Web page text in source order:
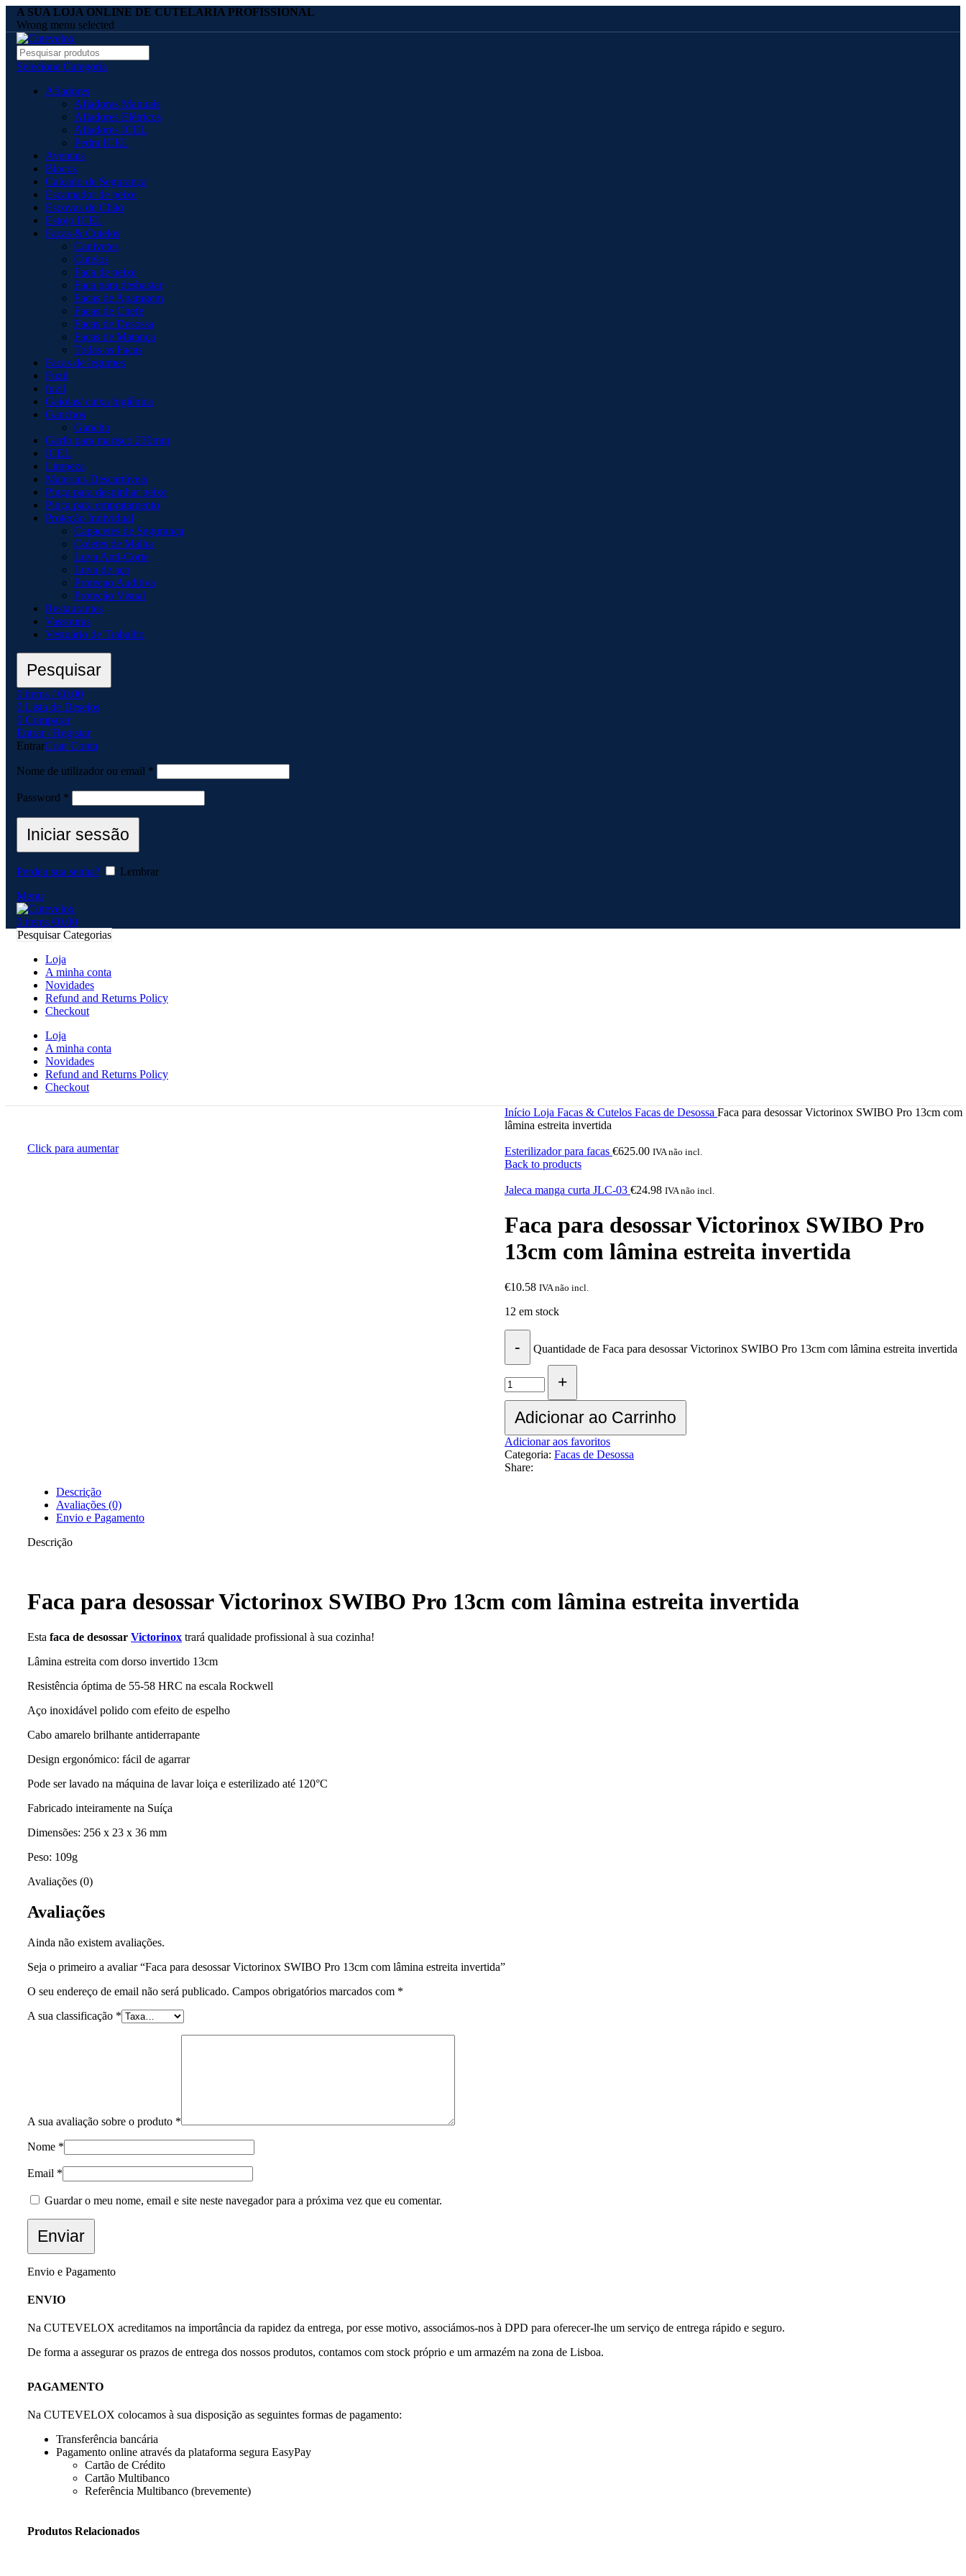
A SUA LOJA ONLINE DE CUTELARIA PROFISSIONAL
Wrong menu selected
Selecione Categoria
Afiadores
Afiadoras Manuais
Afiadores Elétricos
Afiadores ICEL
Pedra ICEL
Aventais
Blocos
Calçado de Segurança
Escamador de peixe
Escovas de Chão
Estojo ICEL
Facas & Cutelos
Canivetes
Cutelos
Faca de peixe
Faca para desbastar
Facas de Aparagem
Facas de Chefe
Facas de Desossa
Facas de Matança
Todas as Facas
Facas de legumes
Fuzil
fuzil
Gaiolas/ caixa higiênica
Ganchos
Gancho
Garfo para marisco 230mm
ICEL
Limpeza
Materiais Descartáveis
Pinça para despinhar peixe
Pinça para empratamento
Proteção Individual
Capacetes de Segurança
Coletes de Malha
Luva Anti-Corte
Luva de aço
Proteçao Auditiva
Proteção Visual
Restaurantes
Vassouras
Vestuário de Trabalho
Pesquisar
0 items / €0.00
0 Lista de Desejos
0 Comparar
Entrar / Registar
EntrarCriar Conta
Nome de utilizador ou email *
Password *
Iniciar sessão
Perdeu sua senha?
Lembrar
Menu
0 items €0.00
Pesquisar Categorias
Loja
A minha conta
Novidades
Refund and Returns Policy
Checkout
Loja
A minha conta
Novidades
Refund and Returns Policy
Checkout
Click para aumentar
Início Loja Facas & Cutelos Facas de Desossa Faca para desossar Victorinox SWIBO Pro 13cm com
lâmina estreita invertida
Esterilizador para facas €625.00 IVA não incl.
Back to products
Jaleca manga curta JLC-03 €24.98 IVA não incl.
Faca para desossar Victorinox SWIBO Pro
13cm com lâmina estreita invertida
€10.58 IVA não incl.
12 em stock
Quantidade de Faca para desossar Victorinox SWIBO Pro 13cm com lâmina estreita invertida
Adicionar ao Carrinho
Adicionar aos favoritos
Categoria: Facas de Desossa
Share:
Descrição
Avaliações (0)
Envio e Pagamento
Descrição
Faca para desossar Victorinox SWIBO Pro 13cm com lâmina estreita invertida
Esta faca de desossar Victorinox trará qualidade profissional à sua cozinha!
Lâmina estreita com dorso invertido 13cm
Resistência óptima de 55-58 HRC na escala Rockwell
Aço inoxidável polido com efeito de espelho
Cabo amarelo brilhante antiderrapante
Design ergonómico: fácil de agarrar
Pode ser lavado na máquina de lavar loiça e esterilizado até 120°C
Fabricado inteiramente na Suíça
Dimensões: 256 x 23 x 36 mm
Peso: 109g
Avaliações (0)
Avaliações
Ainda não existem avaliações.
Seja o primeiro a avaliar “Faca para desossar Victorinox SWIBO Pro 13cm com lâmina estreita invertida”
O seu endereço de email não será publicado. Campos obrigatórios marcados com *
A sua classificação *
A sua avaliação sobre o produto *
Nome *
Email *
Guardar o meu nome, email e site neste navegador para a próxima vez que eu comentar.
Envio e Pagamento
ENVIO
Na CUTEVELOX acreditamos na importância da rapidez da entrega, por esse motivo, associámos-nos à DPD para oferecer-lhe um serviço de entrega rápido e seguro.
De forma a assegurar os prazos de entrega dos nossos produtos, contamos com stock próprio e um armazém na zona de Lisboa.
PAGAMENTO
Na CUTEVELOX colocamos à sua disposição as seguintes formas de pagamento:
Transferência bancária
Pagamento online através da plataforma segura EasyPay
Cartão de Crédito
Cartão Multibanco
Referência Multibanco (brevemente)
Produtos Relacionados